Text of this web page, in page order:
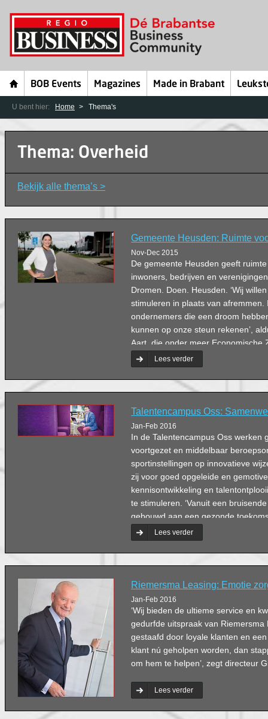
BOB Events Magazines Made in Brabant
U bent hier: Home Thema's
Thema: Overheid
Bekijk alle thema’s >
Gemeente Heusden: Ruimte
Nov-Dec 2015
De gemeente Heusden geeft
inwoners, bedrijven en
Dromen. Doen. Heusden. ‘Wij
stimuleren in plaats van afremmen.
ondernemers die een droom
kunnen op onze steun rekenen’,
Aart, die onder meer Economische
haar portefeuille heeft.
Lees verder
Talentencampus Oss:
Jan-Feb 2016
In de Talentencampus Oss werken
voortgezet en middelbaar
sportinstellingen op innovatieve
zij voor goed opgeleide en
kennisontwikkeling en
te stimuleren. ‘Vanuit een
gebouwd aan een gezonde
werknemer van morgen’, aldus
Ommen.
Lees verder
Riemersma Leasing: Emotie
Jan-Feb 2016
‘Wij bieden de ultieme service en
gedurfde uitspraak van
gestaafd door loyale klanten en
klant nú geholpen worden, dan
om hem te helpen’, zegt directeur
Lees verder